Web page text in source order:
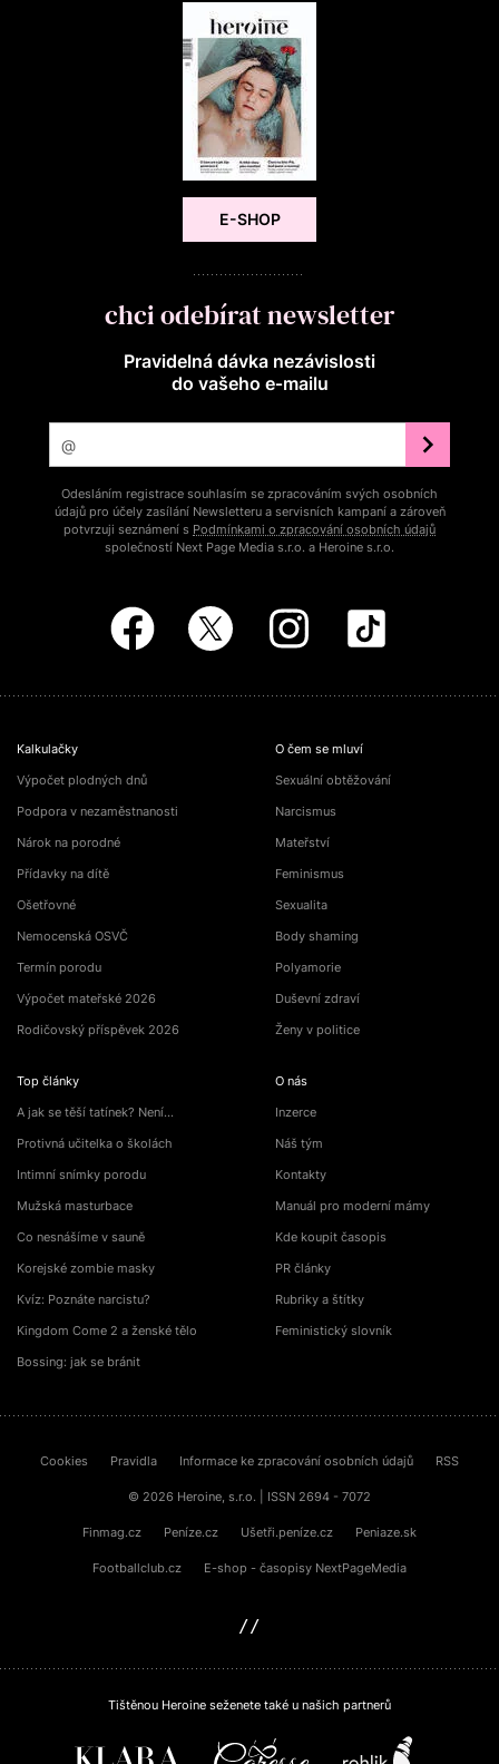
E-SHOP
chci odebírat newsletter
Pravidelná dávka nezávislosti
do vašeho e‑mailu
Odesláním registrace souhlasím se zpracováním svých osobních
údajů pro účely zasílání Newsletteru a servisních kampaní a zároveň
potvrzuji seznámení s Podmínkami o zpracování osobních údajů
společností Next Page Media s.r.o. a Heroine s.r.o.
Kalkulačky
Výpočet plodných dnů
Podpora v nezaměstnanosti
Nárok na porodné
Přídavky na dítě
Ošetřovné
Nemocenská OSVČ
Termín porodu
Výpočet mateřské 2026
Rodičovský příspěvek 2026
Top články
A jak se těší tatínek? Není…
Protivná učitelka o školách
Intimní snímky porodu
Mužská masturbace
Co nesnášíme v sauně
Korejské zombie masky
Kvíz: Poznáte narcistu?
Kingdom Come 2 a ženské tělo
Bossing: jak se bránit
O čem se mluví
Sexuální obtěžování
Narcismus
Mateřství
Feminismus
Sexualita
Body shaming
Polyamorie
Duševní zdraví
Ženy v politice
O nás
Inzerce
Náš tým
Kontakty
Manuál pro moderní mámy
Kde koupit časopis
PR články
Rubriky a štítky
Feministický slovník
Cookies Pravidla Informace ke zpracování osobních údajů RSS
© 2026 Heroine, s.r.o. | ISSN 2694 - 7072
Finmag.cz Peníze.cz Ušetři.peníze.cz Peniaze.sk
Footballclub.cz E-shop - časopisy NextPageMedia
Tištěnou Heroine seženete také u našich partnerů